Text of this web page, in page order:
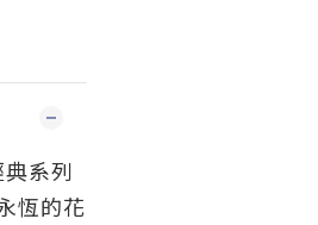
系列
恆的花